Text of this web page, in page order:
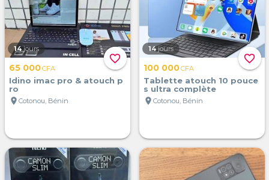
favorite_border
14 jours
65 000CFA
Idino imac pro & atouch p
ro
location_on Cotonou, Bénin
favorite_border
14 jours
100 000CFA
Tablette atouch 10 pouce
s ultra complète
location_on Cotonou, Bénin